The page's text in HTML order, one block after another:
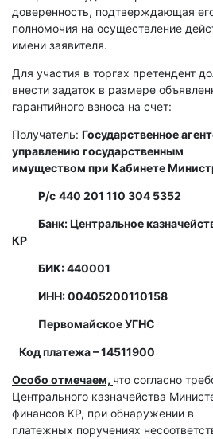
доверенность, подтверждающая
полномочия на осуществление
имени заявителя.
Для участия в торгах претендент
внести задаток в размере
гарантийного взноса на счет:
Получатель: Государственное
управлению государственным
имуществом при Кабинете
Р/с 440 201 110 304 5352
Банк: Центральное
КР
БИК: 440001
ИНН: 00405200110158
Первомайское УГНС
Код платежа – 14511900
Особо отмечаем, что согласно
Центрального казначейства
финансов КР, при обнаружении в
платежных поручениях